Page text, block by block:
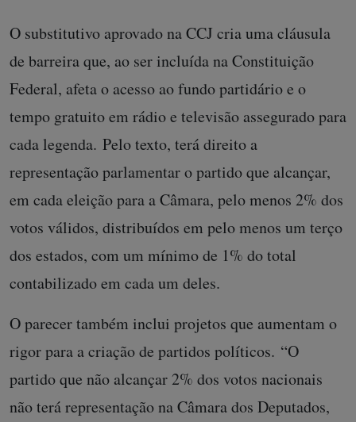
O substitutivo aprovado na CCJ cria uma cláusula
de barreira que, ao ser incluída na Constituição
Federal, afeta o acesso ao fundo partidário e o
tempo gratuito em rádio e televisão assegurado para
cada legenda. Pelo texto, terá direito a
representação parlamentar o partido que alcançar,
em cada eleição para a Câmara, pelo menos 2% dos
votos válidos, distribuídos em pelo menos um terço
dos estados, com um mínimo de 1% do total
contabilizado em cada um deles.
O parecer também inclui projetos que aumentam o
rigor para a criação de partidos políticos. “O
partido que não alcançar 2% dos votos nacionais
não terá representação na Câmara dos Deputados,